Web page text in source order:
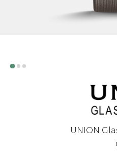
UNION